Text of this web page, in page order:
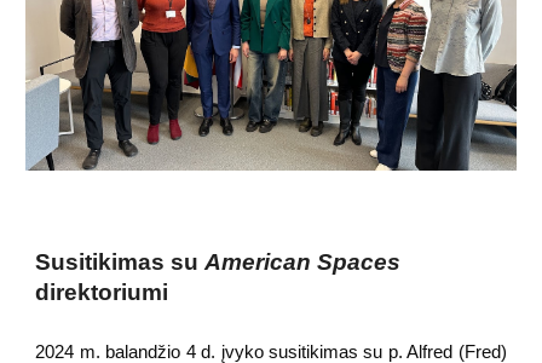
Susitikimas suAmerican Spaces
direktoriumi
2024 m. balandžio 4 d. įvyko susitikimas su p. Alfred (Fred)